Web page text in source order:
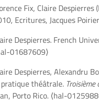
Fix, Claire
Ecritures, Jacques
Despierres. French
01687609⟩
Despierres, Alexandru
théâtrale.
Porto Rico. ⟨hal-